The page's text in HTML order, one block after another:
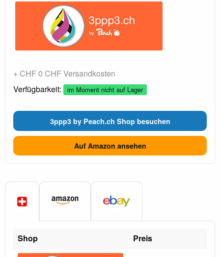
+ CHF 0 CHF Versandkosten
Verfügbarkeit:
im Moment nicht auf Lager
3ppp3 by Peach.ch Shop besuchen
Auf Amazon ansehen
Shop Preis